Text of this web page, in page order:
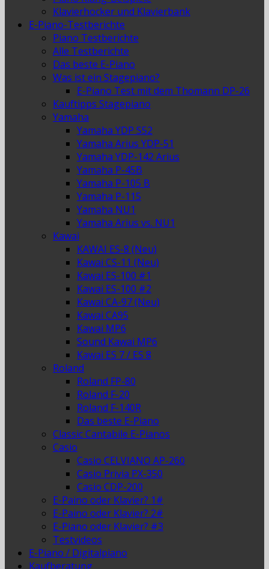
Klavierhocker und Klavierbank
E-Piano-Testberichte
Piano Testberichte
Alle Testberichte
Das beste E-Piano
Was ist ein Stagepiano?
E-Piano Test mit dem Thomann DP-26
Kauftipps Stagepiano
Yamaha
Yamaha YDP S52
Yamaha Arius YDP-51
Yamaha YDP-142 Arius
Yamaha P-45B
Yamaha P-105 B
Yamaha P-115
Yamaha NU1
Yamaha Arius vs. NU1
Kawai
KAWAI ES-8 (Neu)
Kawai CS-11 (Neu)
Kawai ES-100 #1
Kawai ES-100 #2
Kawai CA-97 (Neu)
Kawai CA95
Kawai MP6
Sound Kawai MP6
Kawai ES 7 / ES 8
Roland
Roland FP-80
Roland F-20
Roland F-140R
Das beste E-Piano
Classic Cantabile E-Pianos
Casio
Casio CELVIANO AP-260
Casio Privia PX-350
Casio CDP-200
E-Paino oder Klavier? 1#
E-Paino oder Klavier? 2#
E-Piano oder Klavier? #3
Testvideos
E-Piano / Digitalpiano
Kaufberatung